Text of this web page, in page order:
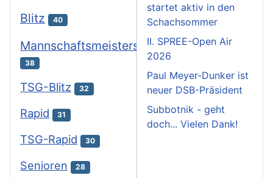
Blitz 40
Mannschaftsmeisterschaften
38
TSG-Blitz 32
Rapid 31
TSG-Rapid 30
Senioren 28
startet aktiv in den
Schachsommer
II. SPREE-Open Air
2026
Paul Meyer-Dunker ist
neuer DSB-Präsident
Subbotnik - geht
doch... Vielen Dank!